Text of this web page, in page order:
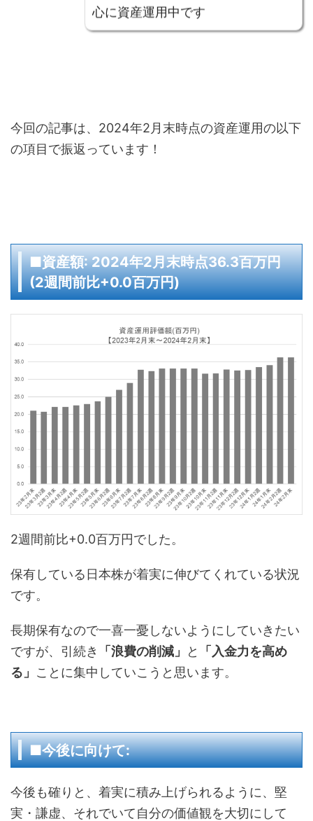
心に資産運用中です
今回の記事は、2024年2月末時点の資産運用の以下
の項目で振返っています！
■資産額: 2024年2月末時点36.3百万円
(2週間前比+0.0百万円)
2週間前比+0.0百万円でした。
保有している日本株が着実に伸びてくれている状況
です。
長期保有なので一喜一憂しないようにしていきたい
ですが、引続き
「浪費の削減」 と
「入金力を高め
る」 ことに集中していこうと思います。
■今後に向けて:
今後も確りと、着実に積み上げられるように、堅
実・謙虚、それでいて自分の価値観を大切にして